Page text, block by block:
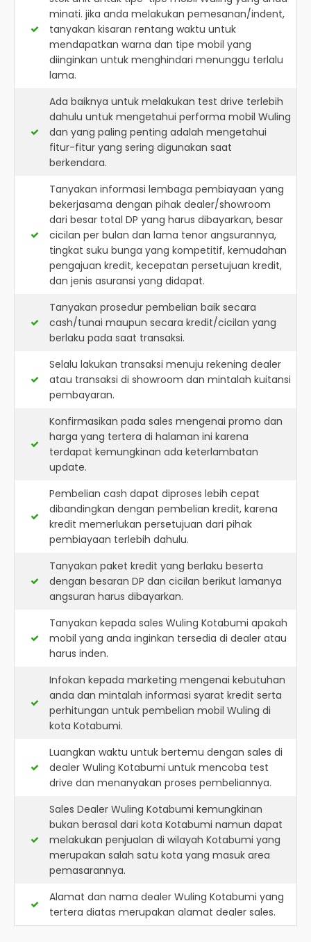
minati. jika anda melakukan pemesanan/indent,
tanyakan kisaran rentang waktu untuk
mendapatkan warna dan tipe mobil yang
diinginkan untuk menghindari menunggu terlalu
lama.
Ada baiknya untuk melakukan test drive terlebih
dahulu untuk mengetahui performa mobil Wuling
dan yang paling penting adalah mengetahui
fitur-fitur yang sering digunakan saat
berkendara.
Tanyakan informasi lembaga pembiayaan yang
bekerjasama dengan pihak dealer/showroom
dari besar total DP yang harus dibayarkan, besar
cicilan per bulan dan lama tenor angsurannya,
tingkat suku bunga yang kompetitif, kemudahan
pengajuan kredit, kecepatan persetujuan kredit,
dan jenis asuransi yang didapat.
Tanyakan prosedur pembelian baik secara
cash/tunai maupun secara kredit/cicilan yang
berlaku pada saat transaksi.
Selalu lakukan transaksi menuju rekening dealer
atau transaksi di showroom dan mintalah kuitansi
pembayaran.
Konfirmasikan pada sales mengenai promo dan
harga yang tertera di halaman ini karena
terdapat kemungkinan ada keterlambatan
update.
Pembelian cash dapat diproses lebih cepat
dibandingkan dengan pembelian kredit, karena
kredit memerlukan persetujuan dari pihak
pembiayaan terlebih dahulu.
Tanyakan paket kredit yang berlaku beserta
dengan besaran DP dan cicilan berikut lamanya
angsuran harus dibayarkan.
Tanyakan kepada sales Wuling Kotabumi apakah
mobil yang anda inginkan tersedia di dealer atau
harus inden.
Infokan kepada marketing mengenai kebutuhan
anda dan mintalah informasi syarat kredit serta
perhitungan untuk pembelian mobil Wuling di
kota Kotabumi.
Luangkan waktu untuk bertemu dengan sales di
dealer Wuling Kotabumi untuk mencoba test
drive dan menanyakan proses pembeliannya.
Sales Dealer Wuling Kotabumi kemungkinan
bukan berasal dari kota Kotabumi namun dapat
melakukan penjualan di wilayah Kotabumi yang
merupakan salah satu kota yang masuk area
pemasarannya.
Alamat dan nama dealer Wuling Kotabumi yang
tertera diatas merupakan alamat dealer sales.